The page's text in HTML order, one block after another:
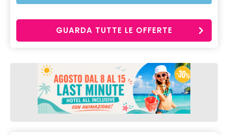
GUARDA TUTTE LE OFFERTE